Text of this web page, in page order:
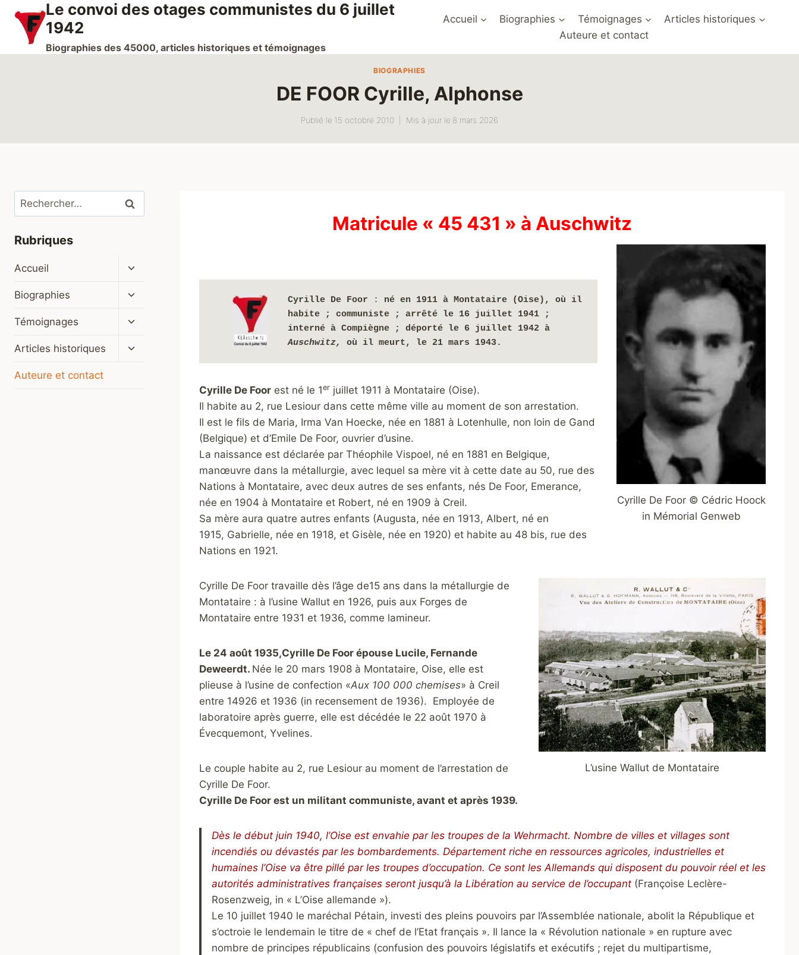
contenu
Le convoi des otages communistes du 6 juillet
1942
Biographies des 45000, articles historiques et témoignages
Accueil Biographies Témoignages
Articles historiques
Auteure et contact
BIOGRAPHIES
DE FOOR Cyrille, Alphonse
Publié le 15 octobre 2010 Mis à jour le 8 mars 2026
Matricule « 45 431 » à Auschwitz
Cyrille De Foor © Cédric Hoock
in Mémorial Genweb
Cyrille De Foor : né en 1911 à Montataire (Oise), où il
habite ;
communiste ; arrêté le 16 juillet 1941 ;
Auschwitz, où il meurt, le 21 mars 1943.
Cyrille De Foorest né le 1erjuillet 1911 à Montataire (Oise).
Il habite au 2, rue Lesiour dans cette même ville au moment de son arrestation.
Il est le fils de Maria, Irma Van Hoecke, née en 1881 à Lotenhulle, non loin de Gand
(Belgique) et d’Emile De Foor, ouvrier d’usine.
La naissance est déclarée par Théophile Vispoel, né en 1881 en Belgique,
manœuvre dans la métallurgie, avec lequel sa mère vit à cette date au 50, rue des
Nations à Montataire, avec deux autres de ses enfants, nés De Foor, Emerance,
née en 1904 à Montataire et Robert, né en 1909 à Creil.
Sa mère aura quatre autres enfants (Augusta, née en 1913, Albert, né en
1915, Gabrielle, née en 1918, et Gisèle, née en 1920) et habite au 48 bis, rue des
Nations en 1921.
L’usine Wallut de Montataire
Cyrille De Foor travaille dès l’âge de15 ans dans la métallurgie de
Montataire : à l’usine Wallut en 1926, puis aux Forges de
Montataire entre 1931 et 1936, comme lamineur.
Le 24 août 1935,Cyrille De Foor épouse Lucile, Fernande
Deweerdt. Née le 20 mars 1908 à Montataire, Oise, elle est
plieuse à l’usine de confection «Aux 100 000 chemises» à Creil
entre 14926 et 1936 (in recensement de 1936). Employée de
laboratoire après guerre, elle est décédée le 22 août 1970 à
Évecquemont, Yvelines.
Le couple habite au 2, rue Lesiour au moment de l’arrestation de
Cyrille De Foor.
Cyrille De Foor est un militant communiste, avant et après 1939.
Dès le début juin 1940, l’Oise est envahie par les troupes de la Wehrmacht. Nombre de villes et villages sont
incendiés ou dévastés par les bombardements. Département riche en ressources agricoles, industrielles et
humaines l’Oise va être pillé par les troupes d’occupation. Ce sont les Allemands qui disposent du pouvoir réel et les
autorités administratives françaises seront jusqu’à la Libération au service de l’occupant(Françoise Leclère-
Rosenzweig, in « L’Oise allemande »).
Le 10 juillet 1940 le maréchal Pétain, investi des pleins pouvoirs par l’Assemblée nationale, abolit la République et
s’octroie le lendemain le titre de « chef de l’Etat français ». Il lance la « Révolution nationale » en rupture avec
nombre de principes républicains (confusion des pouvoirs législatifs et exécutifs ; rejet du multipartisme,
Rechercher :
Rubriques
Accueil
Ouvrir/fermer
menu
Biographies
Ouvrir/fermer
menu
Témoignages
Ouvrir/fermer
menu
Articles historiques
Ouvrir/fermer
Auteure et contact